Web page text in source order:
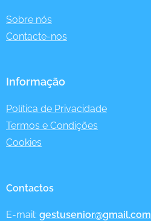
Sobre nós
Contacte-nos
Informação
Política de Privacidade
Termos e Condições
Cookies
Contactos
E-mail: gestusenior@gmail.com